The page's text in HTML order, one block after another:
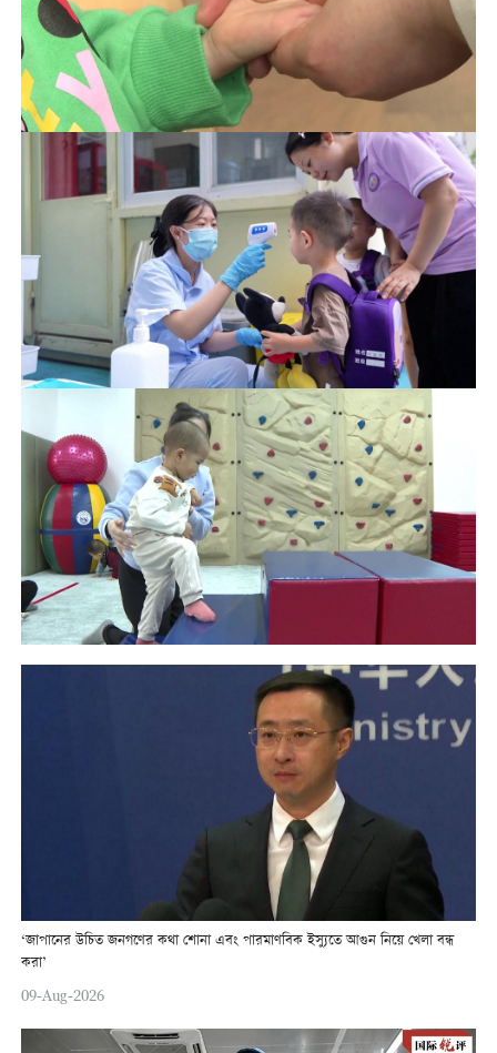
‘জাপানের উচিত জনগণের কথা শোনা এবং পারমাণবিক ইস্যুতে আগুন নিয়ে খেলা বন্ধ
করা’
09-Aug-2026